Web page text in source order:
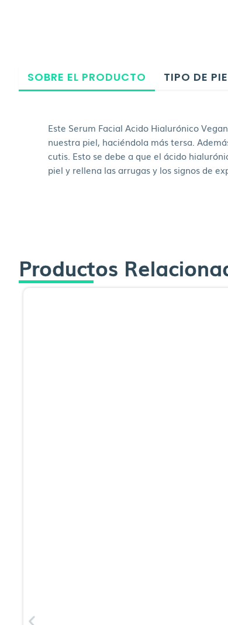
SOBRE EL PRODUCTO TIPO DE
Este Serum Facial Acido Hialurónico
nuestra piel, haciéndola más tersa.
cutis. Esto se debe a que el ácido
piel y rellena las arrugas y los signos de
Productos